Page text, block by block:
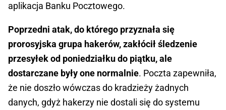
aplikacja Banku Pocztowego.
Poprzedni atak, do którego przyznała się
prorosyjska grupa hakerów, zakłócił śledzenie
przesyłek od poniedziałku do piątku, ale
dostarczane były one normalnie. Poczta zapewniła,
że nie doszło wówczas do kradzieży żadnych
danych, gdyż hakerzy nie dostali się do systemu